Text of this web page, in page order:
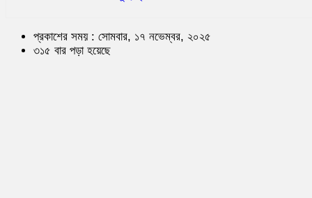
প্রকাশের সময় : সোমবার, ১৭ নভেম্বর, ২০২৫
৩১৫ বার পড়া হয়েছে